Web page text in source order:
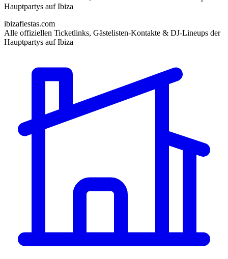
Hauptpartys auf Ibiza
ibizafiestas.com
Alle offiziellen Ticketlinks, Gästelisten-Kontakte & DJ-Lineups der
Hauptpartys auf Ibiza